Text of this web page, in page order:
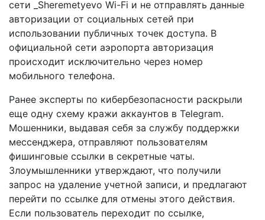
сети _Sheremetyevo Wi-Fi и не отправлять данные
авторизации от социальных сетей при
использовании публичных точек доступа. В
официальной сети аэропорта авторизация
происходит исключительно через номер
мобильного телефона.
Ранее эксперты по кибербезопасности раскрыли
еще одну схему кражи аккаунтов в Telegram.
Мошенники, выдавая себя за службу поддержки
мессенджера, отправляют пользователям
фишинговые ссылки в секретные чаты.
Злоумышленники утверждают, что получили
запрос на удаление учетной записи, и предлагают
перейти по ссылке для отмены этого действия.
Если пользователь переходит по ссылке,